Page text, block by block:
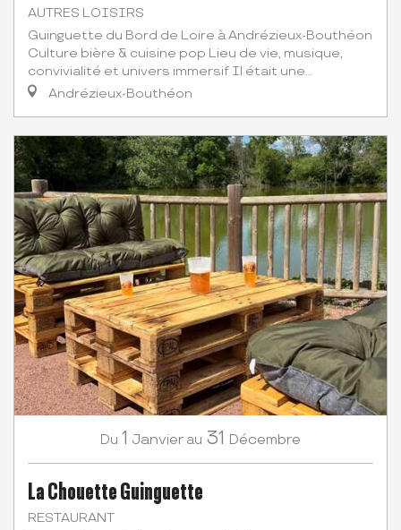
AUTRES LOISIRS
Guinguette du Bord de Loire à Andrézieux-Bouthéon
Culture bière & cuisine pop Lieu de vie, musique,
convivialité et univers immersif Il était une...
Andrézieux-Bouthéon
Du 1 Janvier au 31 Décembre
La Chouette Guinguette
RESTAURANT